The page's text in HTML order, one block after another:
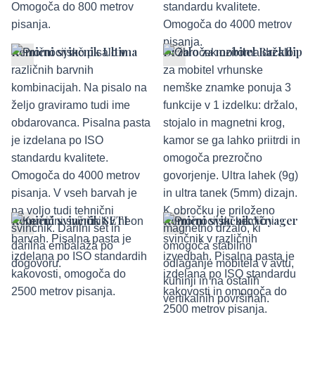
Kemični svinčnik Ultima Držalo za mobitel Backflip
Kemični svinčnik SETI Kemični svinčnik Voyager